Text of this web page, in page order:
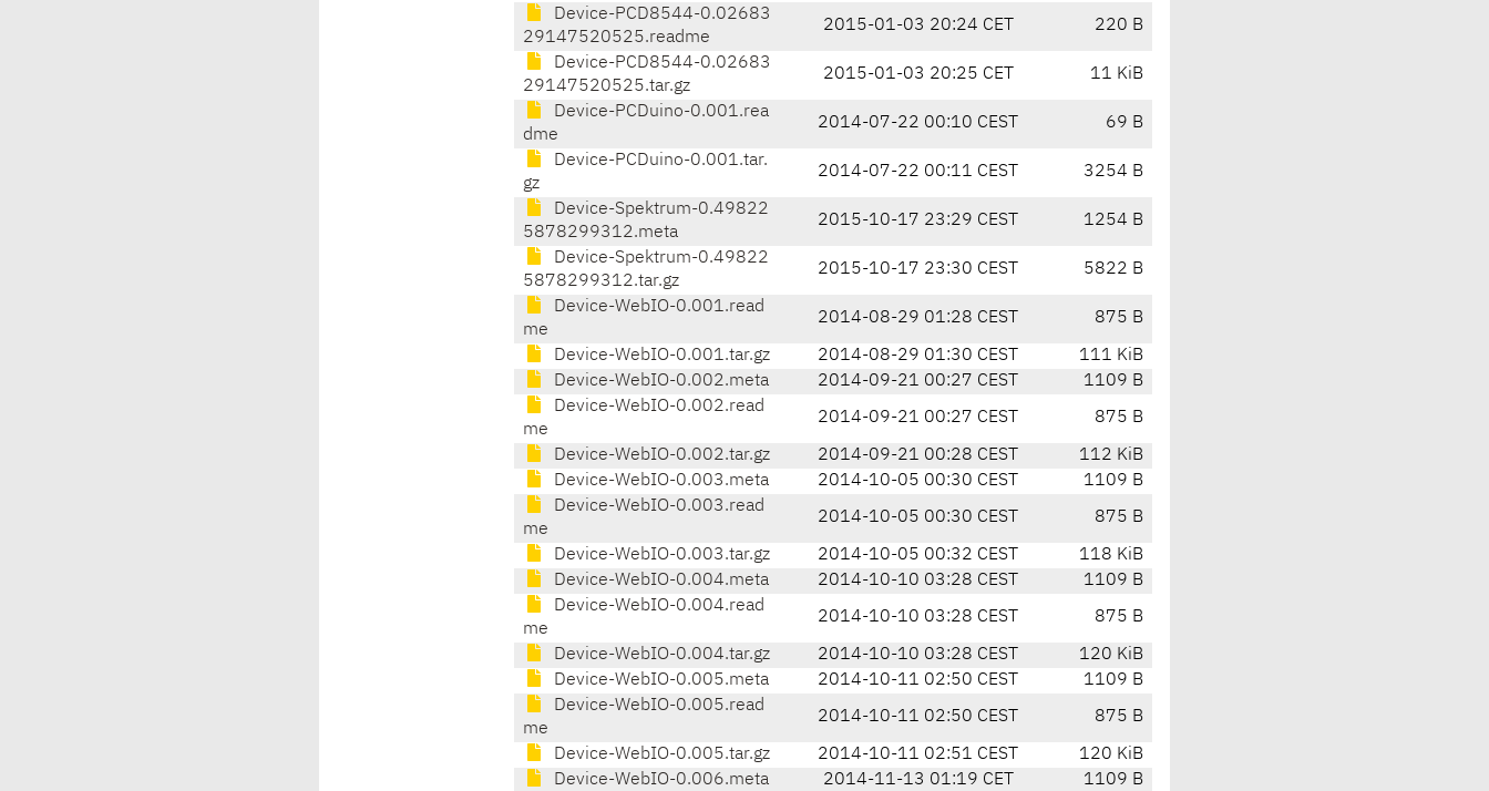
Device-PCD8544-0.02683
29147520525.readme
2015-01-03 20:24 CET 220 B
Device-PCD8544-0.02683
29147520525.tar.gz
2015-01-03 20:25 CET 11 KiB
Device-PCDuino-0.001.rea
dme
2014-07-22 00:10 CEST 69 B
Device-PCDuino-0.001.tar.
gz
2014-07-22 00:11 CEST 3254 B
Device-Spektrum-0.49822
5878299312.meta
2015-10-17 23:29 CEST 1254 B
Device-Spektrum-0.49822
5878299312.tar.gz
2015-10-17 23:30 CEST 5822 B
Device-WebIO-0.001.read
me
2014-08-29 01:28 CEST 875 B
Device-WebIO-0.001.tar.gz 2014-08-29 01:30 CEST
111 KiB
Device-WebIO-0.002.meta
2014-09-21 00:27 CEST
1109 B
Device-WebIO-0.002.read
me
2014-09-21 00:27 CEST 875 B
Device-WebIO-0.002.tar.gz 2014-09-21 00:28 CEST
112 KiB
Device-WebIO-0.003.meta
2014-10-05 00:30 CEST
1109 B
Device-WebIO-0.003.read
me
2014-10-05 00:30 CEST 875 B
Device-WebIO-0.003.tar.gz 2014-10-05 00:32 CEST
118 KiB
Device-WebIO-0.004.meta
2014-10-10 03:28 CEST
1109 B
Device-WebIO-0.004.read
me
2014-10-10 03:28 CEST 875 B
Device-WebIO-0.004.tar.gz 2014-10-10 03:28 CEST
120 KiB
Device-WebIO-0.005.meta
2014-10-11 02:50 CEST
1109 B
Device-WebIO-0.005.read
me
2014-10-11 02:50 CEST 875 B
Device-WebIO-0.005.tar.gz 2014-10-11 02:51 CEST
120 KiB
Device-WebIO-0.006.meta
2014-11-13 01:19 CET
1109 B